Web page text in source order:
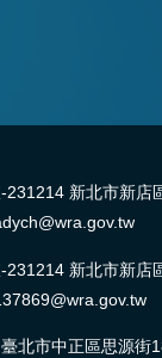
新北市新店
新北市新店
北市中正區思源街